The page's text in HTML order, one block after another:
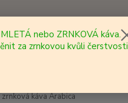
Nevíte si
+420
káva Arabica
nebo ZRNKOVÁ káva.
za zrnkovou kvůli